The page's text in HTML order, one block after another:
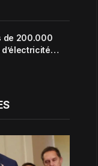
de 200.000
de Zaporijjia